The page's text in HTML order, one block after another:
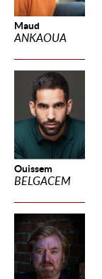
Maud
ANKAOUA
Ouissem
BELGACEM